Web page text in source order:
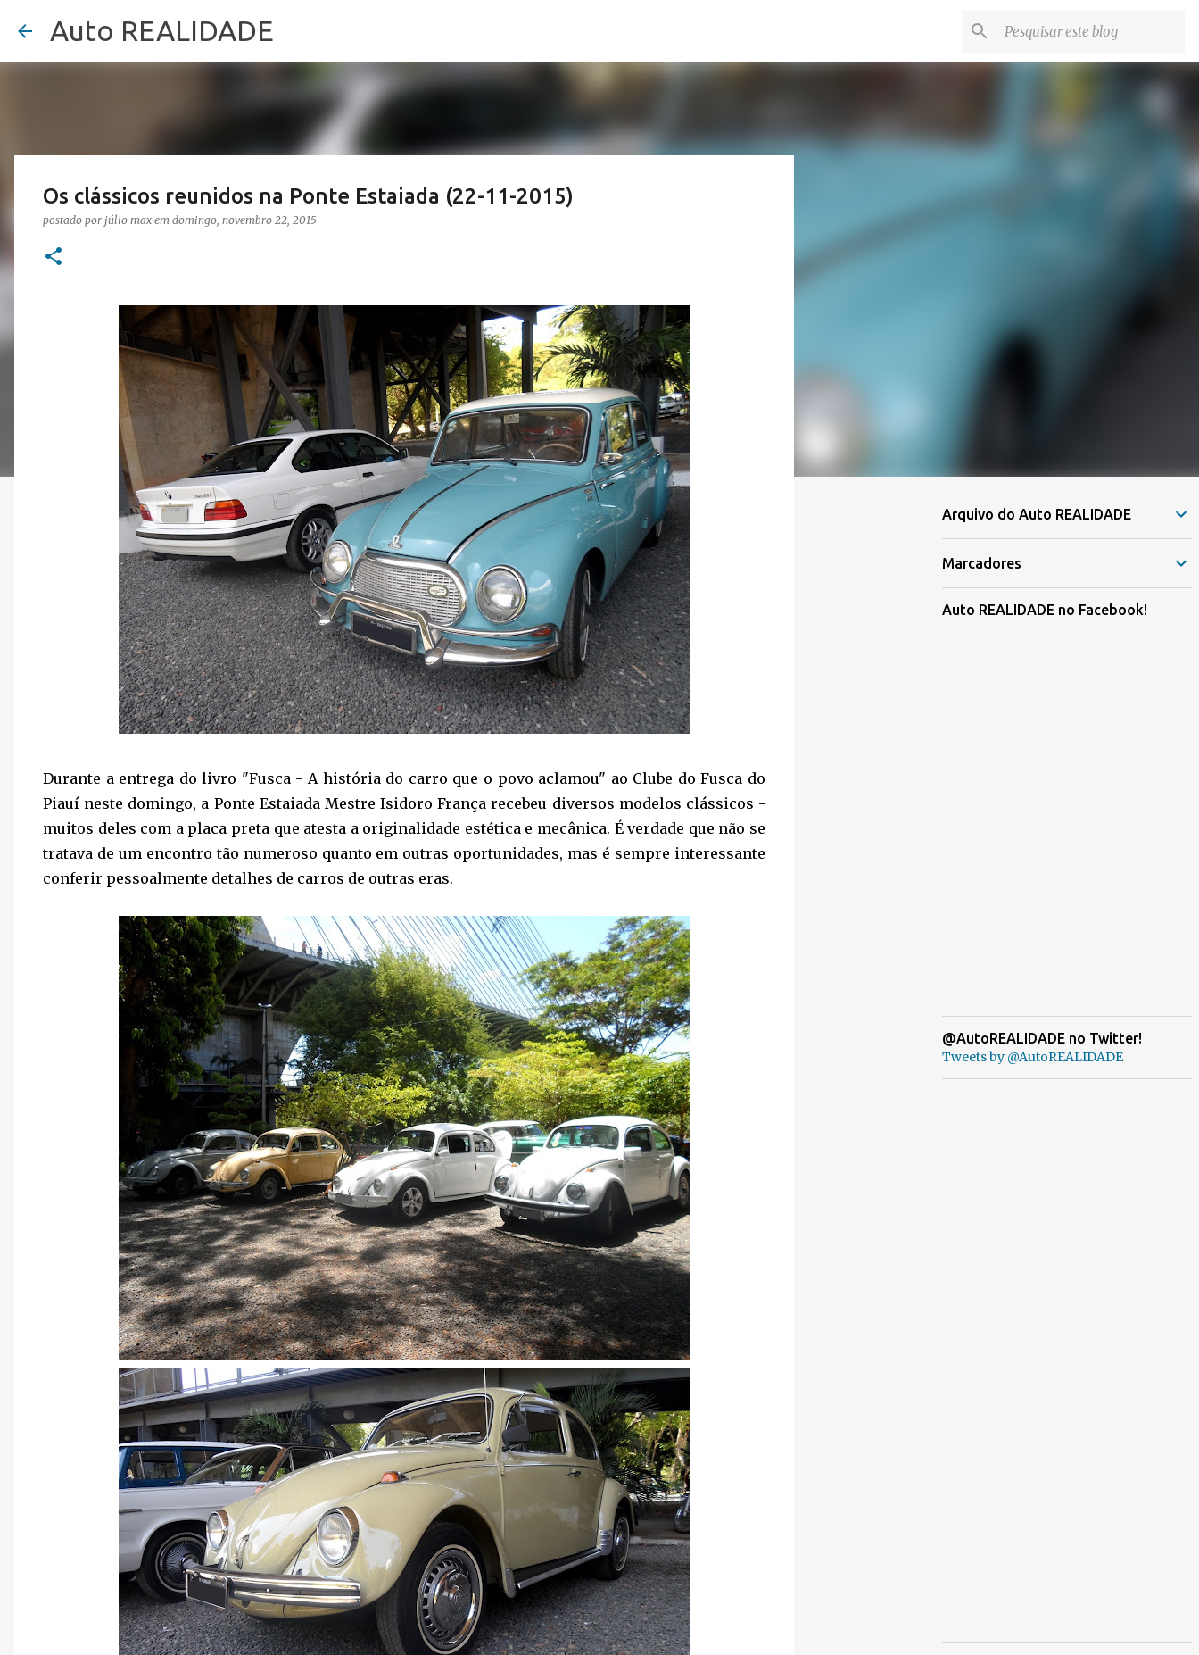
Auto REALIDADE
Os clássicos reunidos na Ponte Estaiada (22-11-2015)
postado por júlio max em domingo, novembro 22, 2015
Durante a entrega do livro "Fusca - A história do carro que o povo aclamou" ao Clube do Fusca do
Piauí neste domingo, a Ponte Estaiada Mestre Isidoro França recebeu diversos modelos clássicos -
muitos deles com a placa preta que atesta a originalidade estética e mecânica. É verdade que não se
tratava de um encontro tão numeroso quanto em outras oportunidades, mas é sempre interessante
conferir pessoalmente detalhes de carros de outras eras.
Arquivo do Auto REALIDADE
Marcadores
Auto REALIDADE no Facebook!
@AutoREALIDADE no Twitter!
Tweets by @AutoREALIDADE